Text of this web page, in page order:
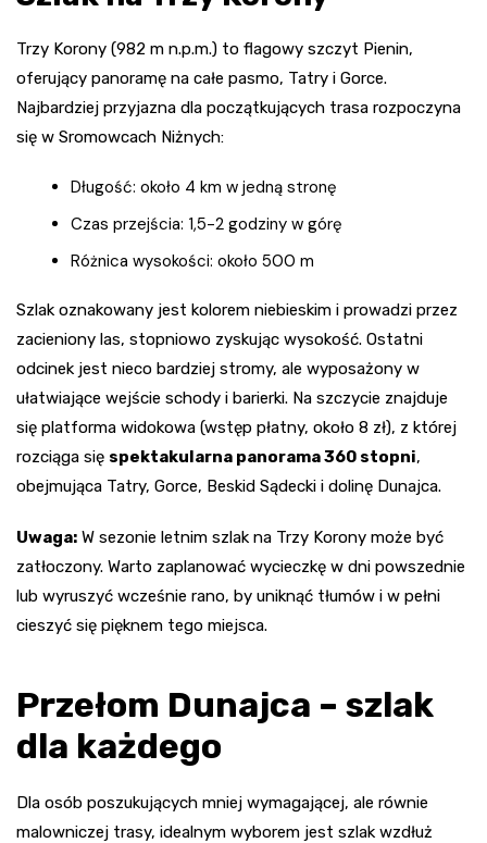
Trzy Korony (982 m n.p.m.) to flagowy szczyt Pienin,
oferujący panoramę na całe pasmo, Tatry i Gorce.
Najbardziej przyjazna dla początkujących trasa rozpoczyna
się w Sromowcach Niżnych:
Długość: około 4 km w jedną stronę
Czas przejścia: 1,5-2 godziny w górę
Różnica wysokości: około 500 m
Szlak oznakowany jest kolorem niebieskim i prowadzi przez
zacieniony las, stopniowo zyskując wysokość. Ostatni
odcinek jest nieco bardziej stromy, ale wyposażony w
ułatwiające wejście schody i barierki. Na szczycie znajduje
się platforma widokowa (wstęp płatny, około 8 zł), z której
rozciąga się spektakularna panorama 360 stopni,
obejmująca Tatry, Gorce, Beskid Sądecki i dolinę Dunajca.
Uwaga: W sezonie letnim szlak na Trzy Korony może być
zatłoczony. Warto zaplanować wycieczkę w dni powszednie
lub wyruszyć wcześnie rano, by uniknąć tłumów i w pełni
cieszyć się pięknem tego miejsca.
Przełom Dunajca – szlak
dla każdego
Dla osób poszukujących mniej wymagającej, ale równie
malowniczej trasy, idealnym wyborem jest szlak wzdłuż